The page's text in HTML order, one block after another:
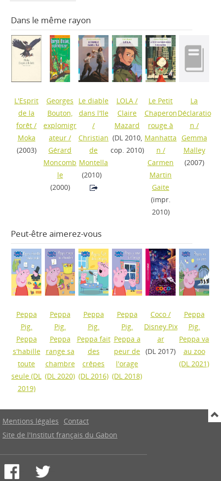
Dans le même rayon
L'Esprit
de la
forêt /
Moka
(2003)
Georges
Bouton,
explomigr
ateur /
Gérard
Moncomb
le
(2000)
Le diable
dans l'île
/
Christian
de
Montella
(2010)
LOLA /
Claire
Mazard
(DL 2010,
cop. 2010)
Le Petit
Chaperon
rouge à
Manhatta
n /
Carmen
Martin
Gaite
(impr.
2010)
La
Déclaratio
n /
Gemma
Malley
(2007)
Peut-être aimerez-vous
Peppa
Pig.
Peppa
s'habille
toute
seule (DL
2019)
Peppa
Pig.
Peppa
range sa
chambre
(DL 2020)
Peppa
Pig.
Peppa fait
des
crêpes
(DL 2016)
Peppa
Pig.
Peppa a
peur de
l'orage
(DL 2018)
Coco /
Disney.Pix
ar
(DL 2017)
Peppa
Pig.
Peppa va
au zoo
(DL 2021)
Mentions légales
Contact
Site de l'Institut français du Gabon